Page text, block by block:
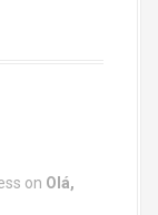
on Olá,